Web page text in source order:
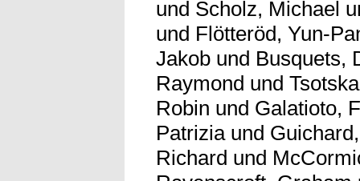
und Scholz, Michael
und Flötteröd, Yun-
Jakob und Busquets,
Raymond und
Robin und Galatioto,
Patriziaund
Richard und